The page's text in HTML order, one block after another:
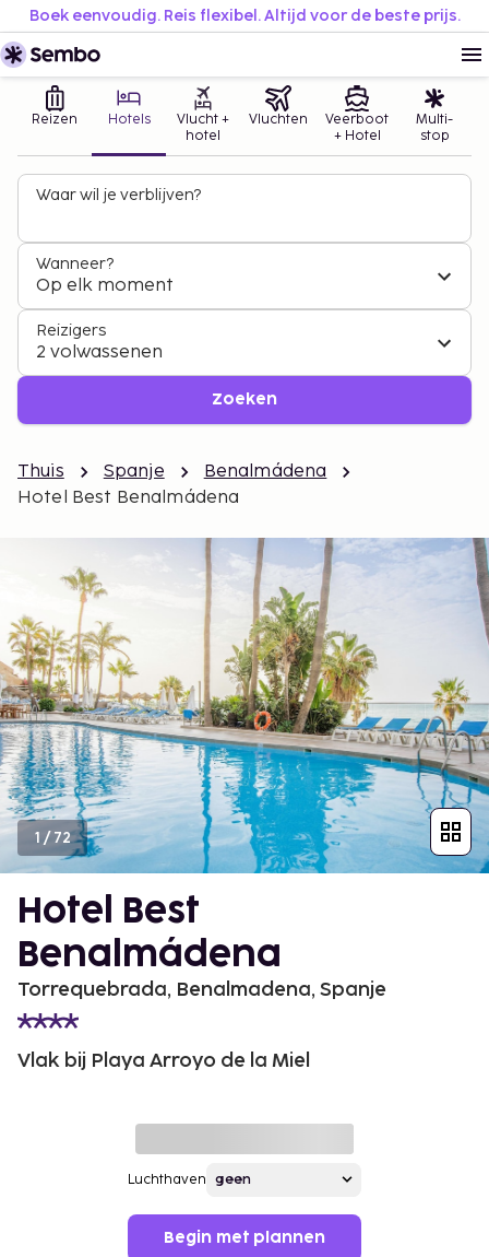
Boek eenvoudig. Reis flexibel. Altijd voor de beste prijs.
Reizen Hotels
Vlucht +
hotel
Vluchten
Veerboot
+ Hotel
Multi-
stop
Waar wil je verblijven?
Wanneer?
Op elk moment
Reizigers
2 volwassenen
Zoeken
Thuis Spanje
Benalmádena
Hotel Best Benalmádena
1 /72
Hotel Best
Benalmádena
Torrequebrada, Benalmadena, Spanje
Vlak bij Playa Arroyo de la Miel
Luchthaven
Begin met plannen